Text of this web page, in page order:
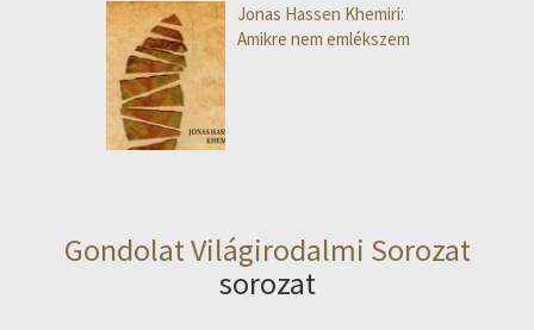
Jonas Hassen Khemiri:
Amikre nem emlékszem
Gondolat Világirodalmi Sorozat
sorozat